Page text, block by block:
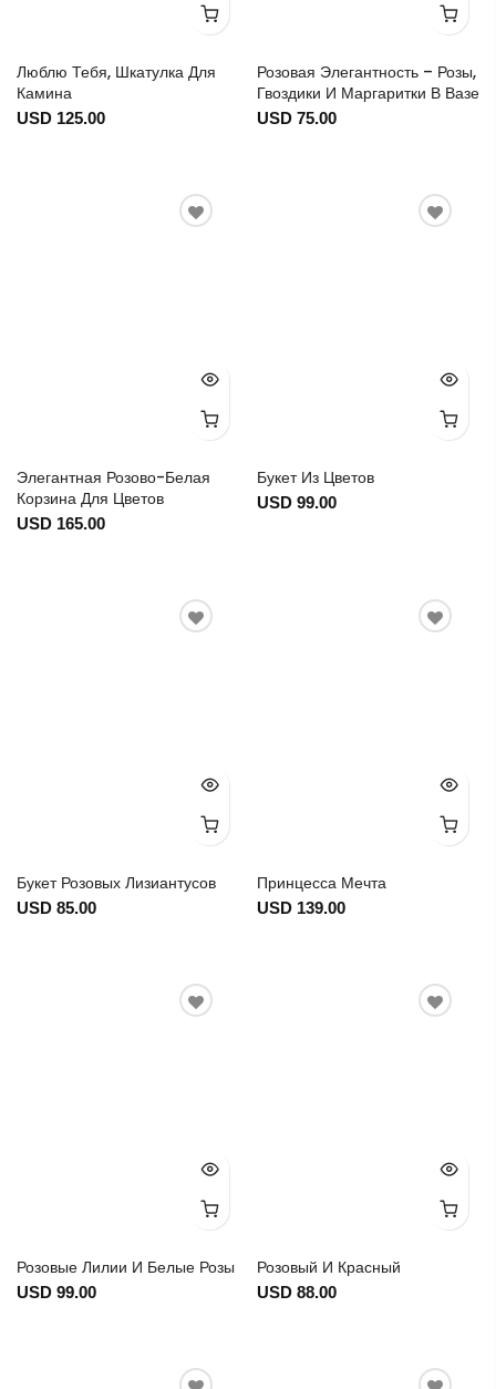
Люблю Тебя, Шкатулка Для
Камина
USD 125.00
Розовая Элегантность – Розы,
Гвоздики И Маргаритки В Вазе
USD 75.00
Элегантная Розово-Белая
Корзина Для Цветов
USD 165.00
Букет Из Цветов
USD 99.00
Букет Розовых Лизиантусов
USD 85.00
Принцесса Мечта
USD 139.00
Розовые Лилии И Белые Розы
USD 99.00
Розовый И Красный
USD 88.00